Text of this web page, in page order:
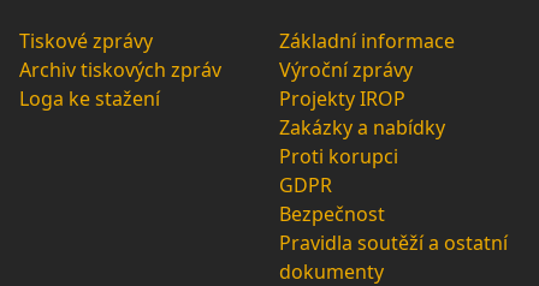
Tiskové zprávy
Archiv tiskových zpráv
Loga ke stažení
Základní informace
Výroční zprávy
Projekty IROP
Zakázky a nabídky
Proti korupci
GDPR
Bezpečnost
Pravidla soutěží a ostatní
dokumenty